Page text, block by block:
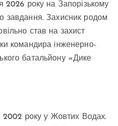
2026 року на Запорізькому
завдання. Захисник родом
став на захист
командира інженерно-
батальйону «Дике
2002 року у Жовтих Водах.